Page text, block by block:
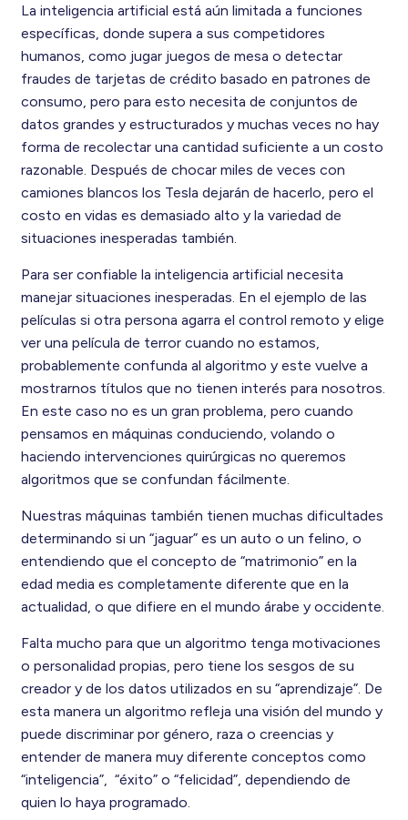
La inteligencia artificial está aún limitada a funciones
específicas, donde supera a sus competidores
humanos, como jugar juegos de mesa o detectar
fraudes de tarjetas de crédito basado en patrones de
consumo, pero para esto necesita de conjuntos de
datos grandes y estructurados y muchas veces no hay
forma de recolectar una cantidad suficiente a un costo
razonable. Después de chocar miles de veces con
camiones blancos los Tesla dejarán de hacerlo, pero el
costo en vidas es demasiado alto y la variedad de
situaciones inesperadas también.
Para ser confiable la inteligencia artificial necesita
manejar situaciones inesperadas. En el ejemplo de las
películas si otra persona agarra el control remoto y elige
ver una película de terror cuando no estamos,
probablemente confunda al algoritmo y este vuelve a
mostrarnos títulos que no tienen interés para nosotros.
En este caso no es un gran problema, pero cuando
pensamos en máquinas conduciendo, volando o
haciendo intervenciones quirúrgicas no queremos
algoritmos que se confundan fácilmente.
Nuestras máquinas también tienen muchas dificultades
determinando si un “jaguar” es un auto o un felino, o
entendiendo que el concepto de “matrimonio” en la
edad media es completamente diferente que en la
actualidad, o que difiere en el mundo árabe y occidente.
Falta mucho para que un algoritmo tenga motivaciones
o personalidad propias, pero tiene los sesgos de su
creador y de los datos utilizados en su “aprendizaje”. De
esta manera un algoritmo refleja una visión del mundo y
puede discriminar por género, raza o creencias y
entender de manera muy diferente conceptos como
“inteligencia”, “éxito” o “felicidad”, dependiendo de
quien lo haya programado.